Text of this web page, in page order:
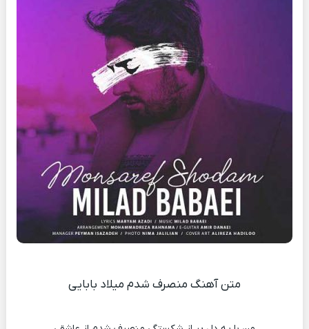
متن آهنگ منصرف شدم میلاد بابایی